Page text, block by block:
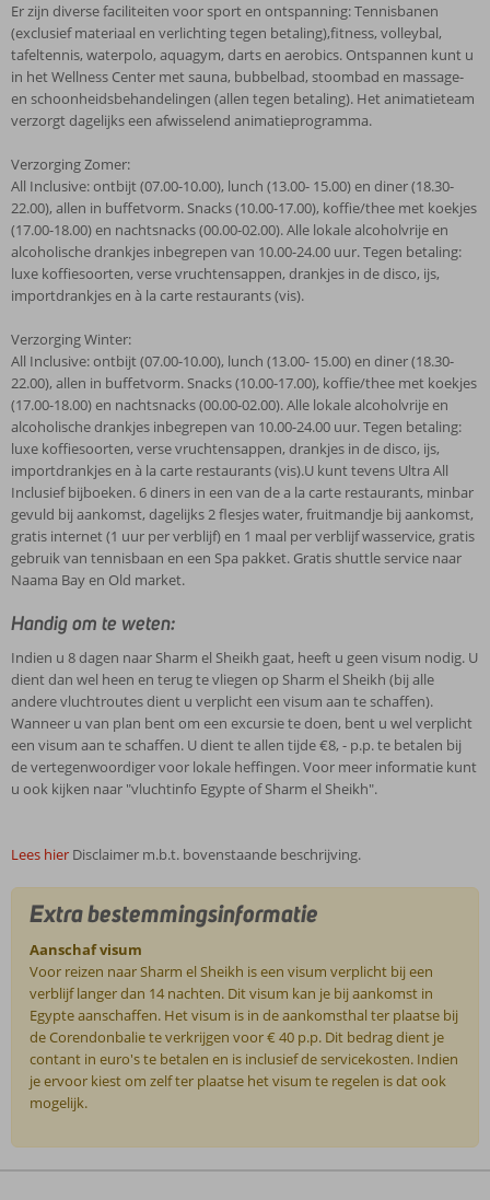
Er zijn diverse faciliteiten voor sport en ontspanning: Tennisbanen
(exclusief materiaal en verlichting tegen betaling),fitness, volleybal,
tafeltennis, waterpolo, aquagym, darts en aerobics. Ontspannen kunt u
in het Wellness Center met sauna, bubbelbad, stoombad en massage-
en schoonheidsbehandelingen (allen tegen betaling). Het animatieteam
verzorgt dagelijks een afwisselend animatieprogramma.
Verzorging Zomer:
All Inclusive: ontbijt (07.00-10.00), lunch (13.00- 15.00) en diner (18.30-
22.00), allen in buffetvorm. Snacks (10.00-17.00), koffie/thee met koekjes
(17.00-18.00) en nachtsnacks (00.00-02.00). Alle lokale alcoholvrije en
alcoholische drankjes inbegrepen van 10.00-24.00 uur. Tegen betaling:
luxe koffiesoorten, verse vruchtensappen, drankjes in de disco, ijs,
importdrankjes en à la carte restaurants (vis).
Verzorging Winter:
All Inclusive: ontbijt (07.00-10.00), lunch (13.00- 15.00) en diner (18.30-
22.00), allen in buffetvorm. Snacks (10.00-17.00), koffie/thee met koekjes
(17.00-18.00) en nachtsnacks (00.00-02.00). Alle lokale alcoholvrije en
alcoholische drankjes inbegrepen van 10.00-24.00 uur. Tegen betaling:
luxe koffiesoorten, verse vruchtensappen, drankjes in de disco, ijs,
importdrankjes en à la carte restaurants (vis).U kunt tevens Ultra All
Inclusief bijboeken. 6 diners in een van de a la carte restaurants, minbar
gevuld bij aankomst, dagelijks 2 flesjes water, fruitmandje bij aankomst,
gratis internet (1 uur per verblijf) en 1 maal per verblijf wasservice, gratis
gebruik van tennisbaan en een Spa pakket. Gratis shuttle service naar
Naama Bay en Old market.
Handig om te weten:
Indien u 8 dagen naar Sharm el Sheikh gaat, heeft u geen visum nodig. U
dient dan wel heen en terug te vliegen op Sharm el Sheikh (bij alle
andere vluchtroutes dient u verplicht een visum aan te schaffen).
Wanneer u van plan bent om een excursie te doen, bent u wel verplicht
een visum aan te schaffen. U dient te allen tijde €8, - p.p. te betalen bij
de vertegenwoordiger voor lokale heffingen. Voor meer informatie kunt
u ook kijken naar "vluchtinfo Egypte of Sharm el Sheikh".
Lees hier Disclaimer m.b.t. bovenstaande beschrijving.
Extra bestemmingsinformatie
Aanschaf visum
Voor reizen naar Sharm el Sheikh is een visum verplicht bij een
verblijf langer dan 14 nachten. Dit visum kan je bij aankomst in
Egypte aanschaffen. Het visum is in de aankomsthal ter plaatse bij
de Corendonbalie te verkrijgen voor € 40 p.p. Dit bedrag dient je
contant in euro's te betalen en is inclusief de servicekosten. Indien
je ervoor kiest om zelf ter plaatse het visum te regelen is dat ook
mogelijk.